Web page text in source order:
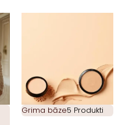
Grima bāze5 Produkti